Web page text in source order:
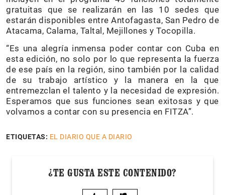
gratuitas que se realizarán en las 10 sedes que
estarán disponibles entre Antofagasta, San Pedro de
Atacama, Calama, Taltal, Mejillones y Tocopilla.
“Es una alegría inmensa poder contar con Cuba en
esta edición, no solo por lo que representa la fuerza
de ese país en la región, sino también por la calidad
de su trabajo artístico y la manera en la que
entremezclan el talento y la necesidad de expresión.
Esperamos que sus funciones sean exitosas y que
volvamos a contar con su presencia en FITZA”.
ETIQUETAS: EL DIARIO QUE A DIARIO
¿TE GUSTA ESTE CONTENIDO?